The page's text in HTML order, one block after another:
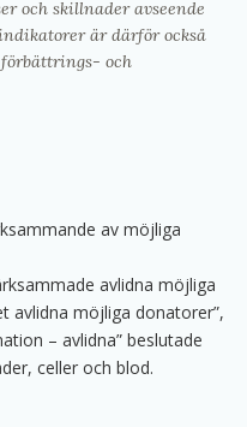
och skillnader avseende
är därför också
och
av möjliga
avlidna möjliga
avlidna möjliga donatorer”,
– avlidna” beslutade
celler och blod.